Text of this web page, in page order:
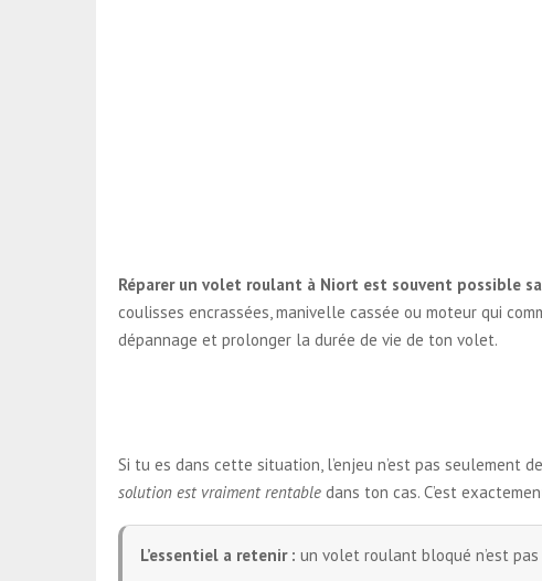
Réparer un volet roulant à Niort est souvent possible
coulisses encrassées, manivelle cassée ou moteur qui
dépannage et prolonger la durée de vie de ton volet.
Si tu es dans cette situation, l’enjeu n’est pas seulement
solution est vraiment rentable dans ton cas. C’est
L’essentiel a retenir : un volet roulant bloqué n’est